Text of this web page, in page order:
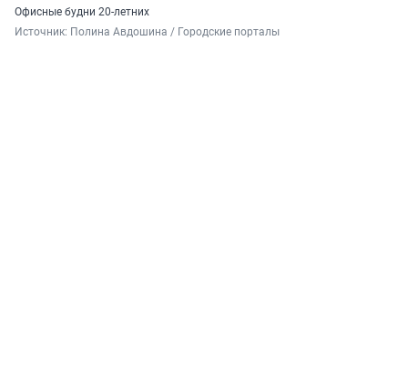
Офисные будни 20-летних
Источник: Полина Авдошина / Городские порталы